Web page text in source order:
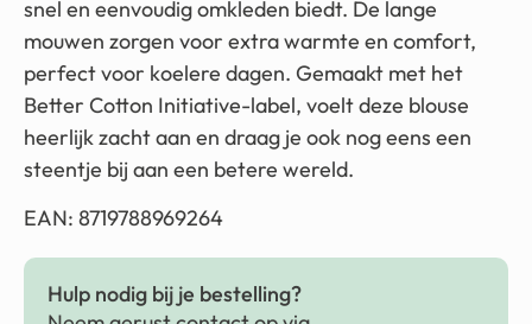
snel en eenvoudig omkleden biedt. De lange
mouwen zorgen voor extra warmte en comfort,
perfect voor koelere dagen. Gemaakt met het
Better Cotton Initiative-label, voelt deze blouse
heerlijk zacht aan en draag je ook nog eens een
steentje bij aan een betere wereld.
EAN: 8719788969264
Hulp nodig bij je bestelling?